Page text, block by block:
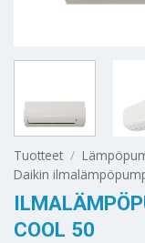
Tuotteet /
Daikin
COOL 50